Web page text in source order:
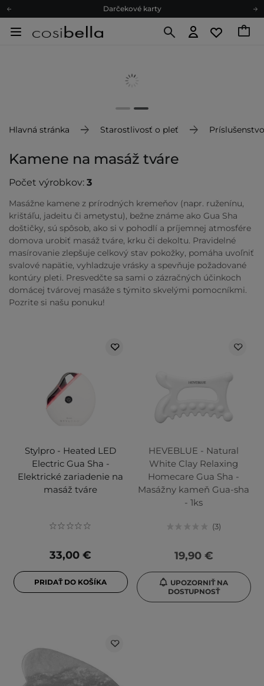
Darčekové karty
Ekologické balenie
Darčekové karty
Hlavná stránka Starostlivosť o pleť
Kamene na masáž tváre
Počet výrobkov: 3
Masážne kamene z prírodných kremeňov (napr. ruženínu,
krištáľu, jadeitu či ametystu), bežne známe ako Gua Sha
doštičky, sú spôsob, ako si v pohodlí a príjemnej atmosfére
domova urobiť masáž tváre, krku či dekoltu. Pravidelné
masírovanie zlepšuje celkový stav pokožky, pomáha uvoľniť
svalové napätie, vyhladzuje vrásky a spevňuje požadované
kontúry pleti. Presvedčte sa sami o zázračných účinkoch
domácej tvárovej masáže s týmito skvelými pomocníkmi.
Pozrite si našu ponuku!
Stylpro - Heated LED
Electric Gua Sha -
Elektrické zariadenie na
masáž tváre
33,00 €
PRIDAŤ DO KOŠÍKA
HEVEBLUE - Natural
White Clay Relaxing
Homecare Gua Sha -
Masážny kameň Gua-sha
- 1ks
3
19,90 €
UPOZORNIŤ NA
DOSTUPNOSŤ